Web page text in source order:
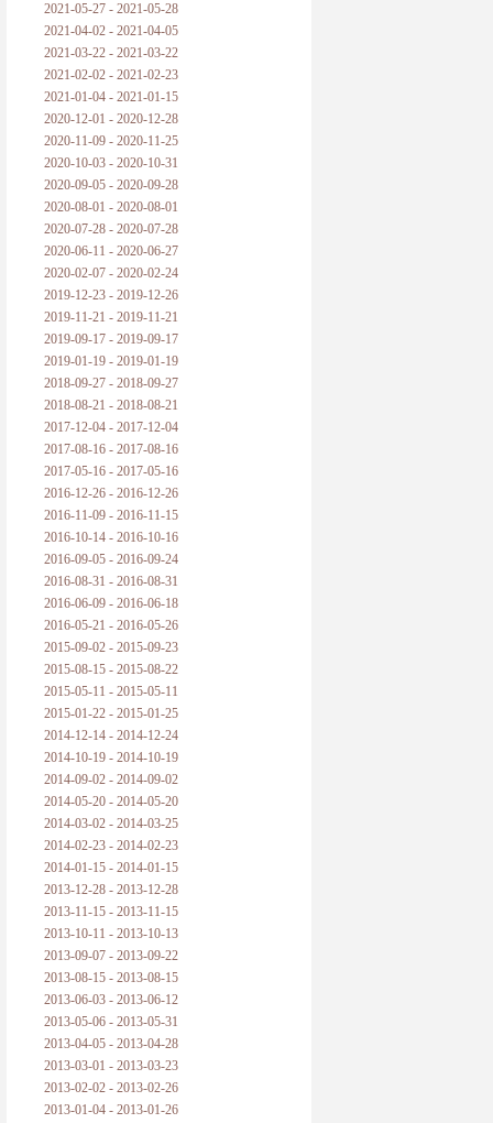
2021-05-27 - 2021-05-28
2021-04-02 - 2021-04-05
2021-03-22 - 2021-03-22
2021-02-02 - 2021-02-23
2021-01-04 - 2021-01-15
2020-12-01 - 2020-12-28
2020-11-09 - 2020-11-25
2020-10-03 - 2020-10-31
2020-09-05 - 2020-09-28
2020-08-01 - 2020-08-01
2020-07-28 - 2020-07-28
2020-06-11 - 2020-06-27
2020-02-07 - 2020-02-24
2019-12-23 - 2019-12-26
2019-11-21 - 2019-11-21
2019-09-17 - 2019-09-17
2019-01-19 - 2019-01-19
2018-09-27 - 2018-09-27
2018-08-21 - 2018-08-21
2017-12-04 - 2017-12-04
2017-08-16 - 2017-08-16
2017-05-16 - 2017-05-16
2016-12-26 - 2016-12-26
2016-11-09 - 2016-11-15
2016-10-14 - 2016-10-16
2016-09-05 - 2016-09-24
2016-08-31 - 2016-08-31
2016-06-09 - 2016-06-18
2016-05-21 - 2016-05-26
2015-09-02 - 2015-09-23
2015-08-15 - 2015-08-22
2015-05-11 - 2015-05-11
2015-01-22 - 2015-01-25
2014-12-14 - 2014-12-24
2014-10-19 - 2014-10-19
2014-09-02 - 2014-09-02
2014-05-20 - 2014-05-20
2014-03-02 - 2014-03-25
2014-02-23 - 2014-02-23
2014-01-15 - 2014-01-15
2013-12-28 - 2013-12-28
2013-11-15 - 2013-11-15
2013-10-11 - 2013-10-13
2013-09-07 - 2013-09-22
2013-08-15 - 2013-08-15
2013-06-03 - 2013-06-12
2013-05-06 - 2013-05-31
2013-04-05 - 2013-04-28
2013-03-01 - 2013-03-23
2013-02-02 - 2013-02-26
2013-01-04 - 2013-01-26